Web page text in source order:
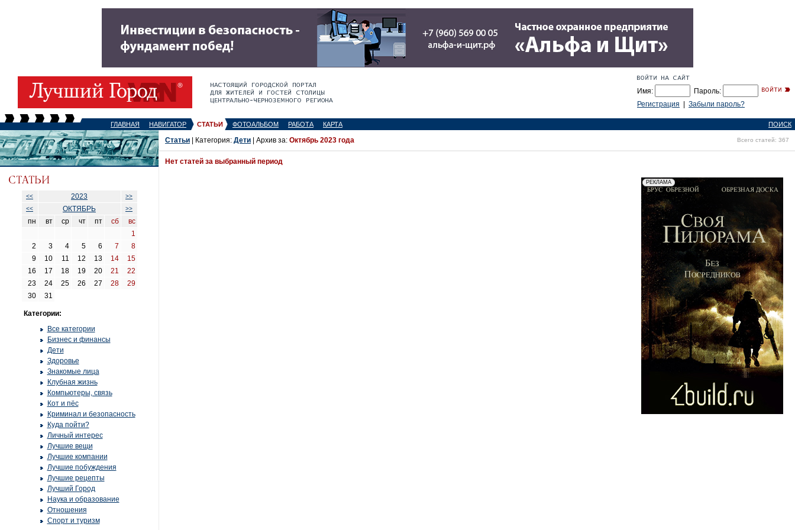
Имя:
Пароль:
Регистрация
Забыли пароль?
ГЛАВНАЯ НАВИГАТОР СТАТЬИ ФОТОАЛЬБОМ РАБОТА КАРТА ПОИСК
<< 2023
>>
<<
ОКТЯБРЬ >>
пн вт ср чт пт сб
вс
1
2
3 4 5 6 7
8
9
10 11 12 13 14
15
16
17 18 19 20 21
22
23
24 25 26 27 28
29
30
31
Категории:
Все категории
Бизнес и финансы
Дети
Здоровье
Знакомые лица
Клубная жизнь
Компьютеры, связь
Кот и пёс
Криминал и безопасность
Куда пойти?
Личный интерес
Лучшие вещи
Лучшие компании
Лучшие побуждения
Лучшие рецепты
Лучший Город
Наука и образование
Отношения
Спорт и туризм
Статьи | Категория: Дети | Архив за: Октябрь 2023 года Всего статей: 367
Нет статей за выбранный период